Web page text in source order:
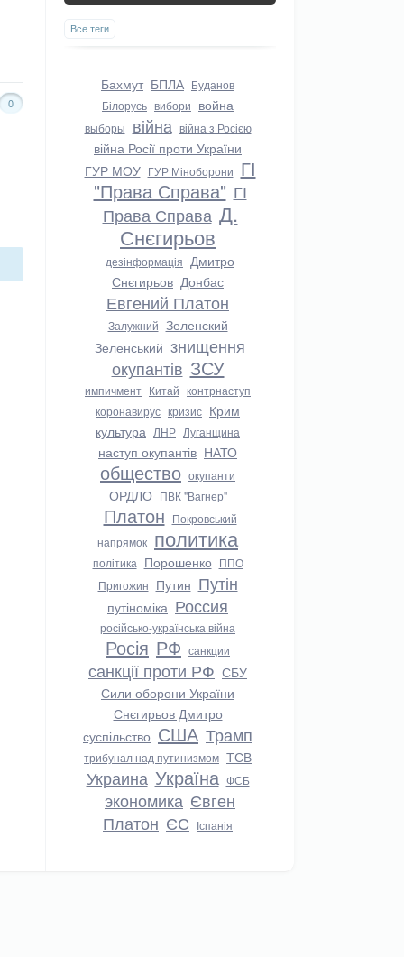
0
Все теги
Бахмут БПЛА Буданов
Білорусь вибори война
выборы війна війна з Росією
війна Росії проти України
ГУР МОУ ГУР Міноборони ГІ
"Права Справа" ГІ
Права Справа Д.
Снєгирьов
дезінформація Дмитро
Снєгирьов Донбас
Евгений Платон
Залужний Зеленский
Зеленський знищення
окупантів ЗСУ
импичмент Китай контрнаступ
коронавирус кризис Крим
культура ЛНР Луганщина
наступ окупантів НАТО
общество окупанти
ОРДЛО ПВК "Вагнер"
Платон Покровський
напрямок политика
політика Порошенко ППО
Пригожин Путин Путін
путіноміка Россия
російсько-українська війна
Росія РФ санкции
санкції проти РФ СБУ
Сили оборони України
Снєгирьов Дмитро
суспільство США Трамп
трибунал над путинизмом ТСВ
Украина Україна ФСБ
экономика Євген
Платон ЄС Іспанія